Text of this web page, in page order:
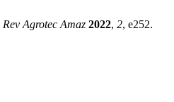
Rev Agrotec Amaz 2022, 2, e252.